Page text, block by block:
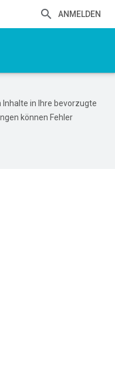
ANMELDEN
Inhalte in Ihre bevorzugte
können Fehler